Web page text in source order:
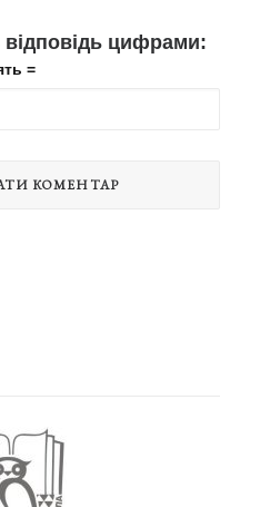
відповідь цифрами:
=